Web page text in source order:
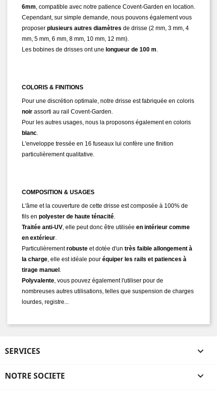
6mm, compatible avec notre patience Covent-Garden en location.
Cependant, sur simple demande, nous pouvons également vous
proposer plusieurs autres diamètres de drisse (2 mm, 3 mm, 4
mm, 5 mm, 6 mm, 8 mm, 10 mm, 12 mm).
Les bobines de drisses ont une longueur de 100 m.
COLORIS & FINITIONS
Pour une discrétion optimale, notre drisse est fabriquée en coloris
noir assorti au rail Covent-Garden.
Pour les autres usages, nous la proposons également en coloris
blanc.
L'enveloppe tressée en 16 fuseaux lui confère une finition
particulièrement qualitative.
COMPOSITION & USAGES
L'âme et la couverture de cette drisse est composée à 100% de
fils en polyester de haute ténacité.
Traitée anti-UV, elle peut donc être utilisée en intérieur comme
en extérieur.
Particulièrementrobuste et dotée d'un très faible allongement à
la charge, elle est idéale pour équiper les rails et patiences à
tirage manuel .
Polyvalente, vous pouvez également l'utiliser pour de
nombreuses autres utilisations, telles que suspension de charges
lourdes, registre...
SERVICES 
NOTRE SOCIETE 